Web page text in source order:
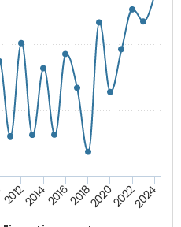
2012201420162018202020222024